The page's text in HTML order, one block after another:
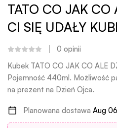
TATO CO JAK CO
CI SIĘ UDAŁY
0 opinii
Kubek TATO CO JAK CO ALE
Pojemność 440ml. Możliwość
na prezent na Dzień Ojca.
Planowana dostawa Aug